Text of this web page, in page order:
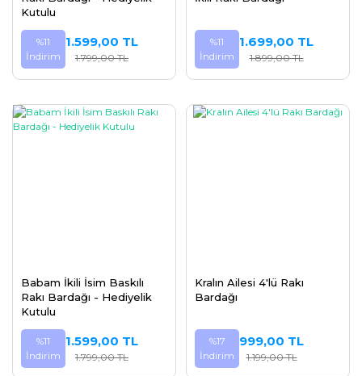
Kutulu
%11
İndirim
1.599,00 TL
1.799,00 TL
%11
İndirim
1.699,00 TL
1.899,00 TL
Babam İkili İsim Baskılı
Rakı Bardağı - Hediyelik
Kutulu
%11
İndirim
1.599,00 TL
1.799,00 TL
Kralın Ailesi 4'lü Rakı
Bardağı
%17
İndirim
999,00 TL
1.199,00 TL